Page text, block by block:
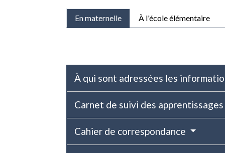
En maternelle À l'école élémentaire
À qui sont adressées les
Carnet de suivi des apprentissages
Cahier de correspondance